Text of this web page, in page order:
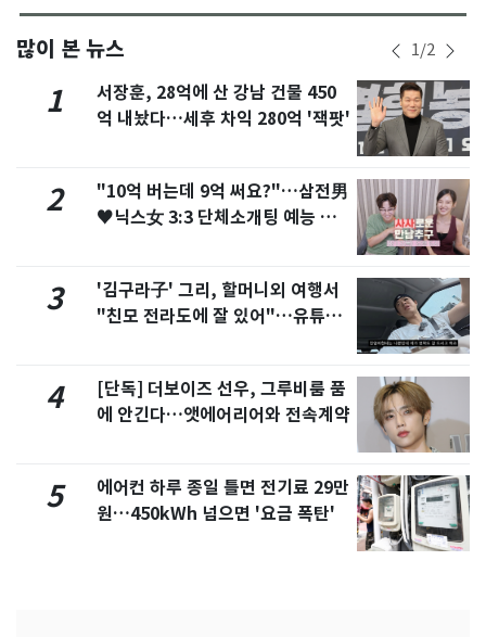
많이 본 뉴스 1/2
1
서장훈, 28억에 산 강남 건물 450
억 내놨다…세후 차익 280억 '잭팟'
2
"10억 버는데 9억 써요?"…삼전男
♥닉스女 3:3 단체소개팅 예능 화
3
'김구라子' 그리, 할머니외 여행서
"친모 전라도에 잘 있어"…유튜브
4
[단독] 더보이즈 선우, 그루비룸 품
에 안긴다…앳에어리어와 전속계약
5
에어컨 하루 종일 틀면 전기료 29만
원…450kWh 넘으면 '요금 폭탄'